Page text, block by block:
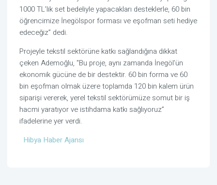
1000 TL’lik set bedeliyle yapacakları desteklerle, 60 bin
öğrencimize İnegölspor forması ve eşofman seti hediye
edeceğiz” dedi.
Projeyle tekstil sektörüne katkı sağlandığına dikkat
çeken Ademoğlu, "Bu proje, aynı zamanda İnegöl’ün
ekonomik gücüne de bir destektir. 60 bin forma ve 60
bin eşofman olmak üzere toplamda 120 bin kalem ürün
siparişi vererek, yerel tekstil sektörümüze somut bir iş
hacmi yaratıyor ve istihdama katkı sağlıyoruz”
ifadelerine yer verdi.
Hibya Haber Ajansı